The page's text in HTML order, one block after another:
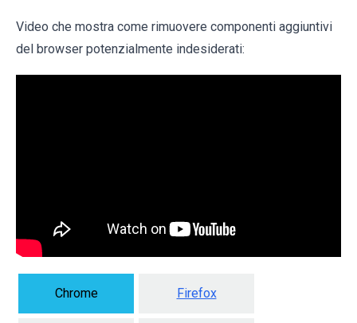
Video che mostra come rimuovere componenti aggiuntivi
del browser potenzialmente indesiderati:
Chrome Firefox